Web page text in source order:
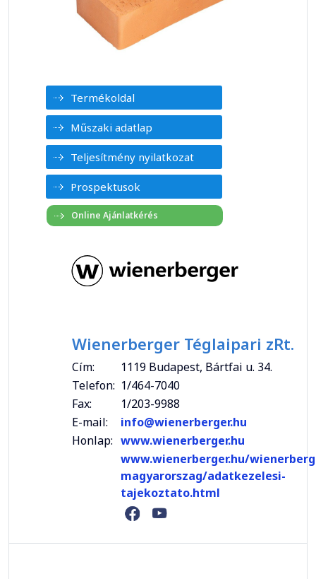
Termékoldal
Műszaki adatlap
Teljesítmény nyilatkozat
Prospektusok
Wienerberger Téglaipari zRt.
Cím:
1119 Budapest, Bártfai u. 34.
Telefon: 1/464-7040
Fax:
1/203-9988
E-mail:
info@wienerberger.hu
Honlap: www.wienerberger.hu
www.wienerberger.hu/
magyarorszag/adatkezelesi-
tajekoztato.html